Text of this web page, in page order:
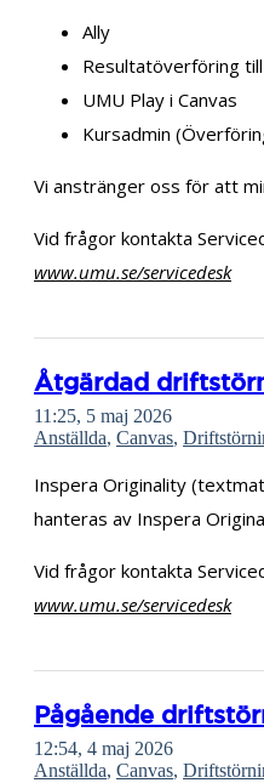
Ally
Resultatöverföring
UMU Play i Canvas
Kursadmin
Vi anstränger oss för att
Vid frågor kontakta
www.umu.se/servicedesk
Åtgärdad
11:25, 5 maj 2026
Anställda, Canvas,
Inspera Originality
hanteras av Inspera
Vid frågor kontakta
www.umu.se/servicedesk
Pågående
12:54, 4 maj 2026
Anställda, Canvas,